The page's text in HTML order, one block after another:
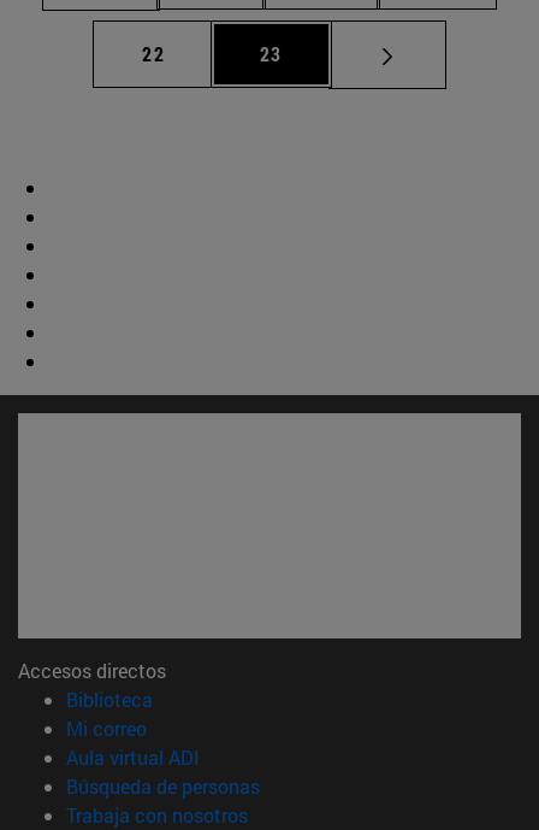
Página
22 Página
23
Accesos directos
Biblioteca
Mi correo(abre en nueva ventana)
Aula virtual ADI
Búsqueda de personas(abre en nueva ventana)
Trabaja con nosotros(abre en nueva ventana)